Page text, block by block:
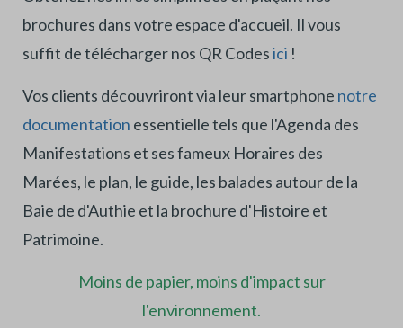
brochures dans votre espace d'accueil. Il vous
suffit de télécharger nos QR Codesici !
Vos clients découvriront via leur smartphone notre
documentation essentielle tels que l'Agenda des
Manifestations et ses fameux Horaires des
Marées, le plan, le guide, les balades autour de la
Baie de d'Authie et la brochure d'Histoire et
Patrimoine.
Moins de papier, moins d'impact sur
l'environnement.